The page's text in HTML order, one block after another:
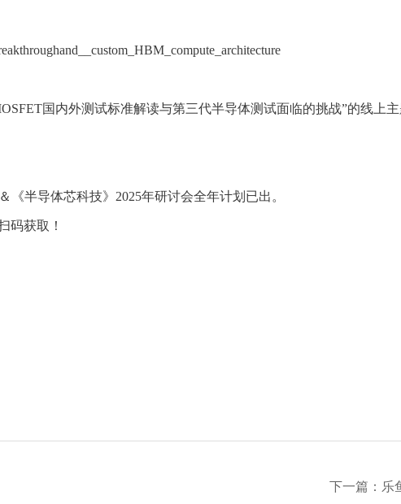
国内外测试标准解读与第三代半导体测试面临的挑战”的线上
半导体芯科技》2025年研讨会全年计划已出。
码获取！
下一篇：乐